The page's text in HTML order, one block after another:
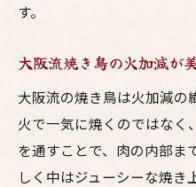
梅田仕込みの焼
焼鳥の下味と火
串
美味しさ引き出す焼
す。
大阪流焼き鳥の火加減が
大阪流の焼き鳥は火加減の
火で一気に焼くのではなく
を通すことで、肉の内部ま
しく中はジューシーな焼き